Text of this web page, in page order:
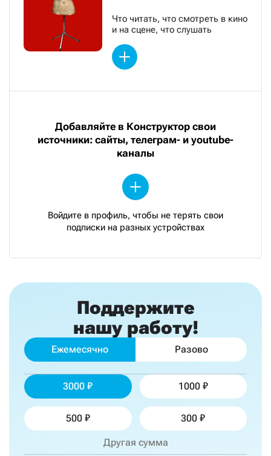
Что читать, что смотреть в кино
и на сцене, что слушать
Добавляйте в Конструктор свои
источники: сайты, телеграм- и youtube-
каналы
Войдите в профиль, чтобы не терять свои
подписки на разных устройствах
Поддержите
нашу работу!
Ежемесячно Разово
3000 1000
500 300